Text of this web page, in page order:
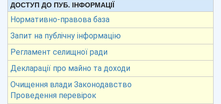
ДОСТУП ДО ПУБ. ІНФОРМАЦІЇ
Нормативно-правова база
Запит на публічну інформацію
Регламент селищної ради
Декларації про майно та доходи
Очищення влади Законодавство
Проведення перевірок